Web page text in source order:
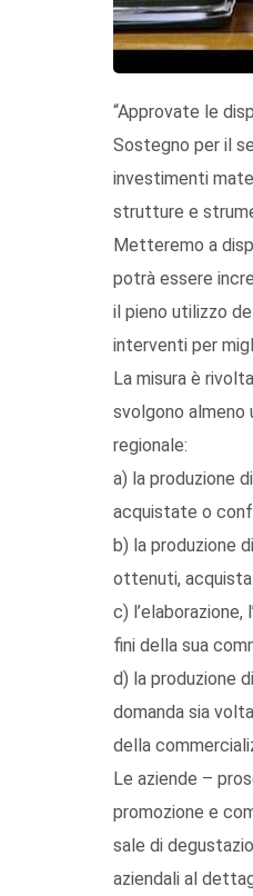
“Approvate le
Sostegno per il
investimenti
strutture e
Metteremo a
potrà essere
il pieno utilizzo
interventi per
La misura è
svolgono
regionale:
a) la produzione
acquistate o
b) la produzione
ottenuti,
c)
fini della sua
d) la produzione
domanda sia
della
Le aziende –
promozione e
sale di
aziendali al